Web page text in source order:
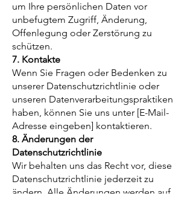
um Ihre persönlichen Daten vor
unbefugtem Zugriff, Änderung,
Offenlegung oder Zerstörung zu
schützen.
7. Kontakte
Wenn Sie Fragen oder Bedenken zu
unserer Datenschutzrichtlinie oder
unseren Datenverarbeitungspraktiken
haben, können Sie uns unter [E-Mail-
Adresse eingeben] kontaktieren.
8. Änderungen der
Datenschutzrichtlinie
Wir behalten uns das Recht vor, diese
Datenschutzrichtlinie jederzeit zu
ändern. Alle Änderungen werden auf